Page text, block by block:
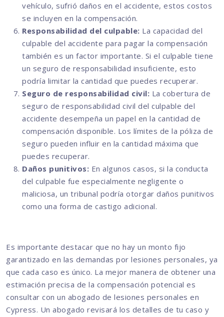
vehículo, sufrió daños en el accidente, estos costos
se incluyen en la compensación.
Responsabilidad del culpable: La capacidad del
culpable del accidente para pagar la compensación
también es un factor importante. Si el culpable tiene
un seguro de responsabilidad insuficiente, esto
podría limitar la cantidad que puedes recuperar.
Seguro de responsabilidad civil: La cobertura de
seguro de responsabilidad civil del culpable del
accidente desempeña un papel en la cantidad de
compensación disponible. Los límites de la póliza de
seguro pueden influir en la cantidad máxima que
puedes recuperar.
Daños punitivos: En algunos casos, si la conducta
del culpable fue especialmente negligente o
maliciosa, un tribunal podría otorgar daños punitivos
como una forma de castigo adicional.
Es importante destacar que no hay un monto fijo
garantizado en las demandas por lesiones personales, ya
que cada caso es único. La mejor manera de obtener una
estimación precisa de la compensación potencial es
consultar con un abogado de lesiones personales en
Cypress. Un abogado revisará los detalles de tu caso y